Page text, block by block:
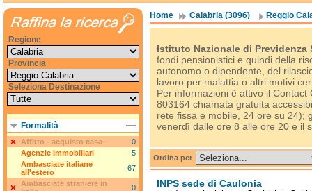
Home Calabria (3096) Reggio
Istituto Nazionale di Previdenza
fondi pensionistici e quindi della
autonomo o dipendente, del
lavoro per malattia o altri motivi
Per informazioni è attivo il
803164 chiamata gratuita
rete fissa e mobile, 24 ore su 24);
venerdì dalle ore 8 alle ore 20 e il
Ordina per
INPS sede di Caulonia
Regione
Provincia
Seleziona Destinazione
Formalità
Affitto - acquisto casa
0
Agenzie Immobiliari
5
Ambasciate italiane
all'estero
67
Ambasciate straniere in
0